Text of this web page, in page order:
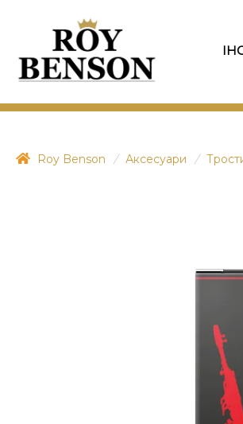
Roy Benson / Аксесуари /